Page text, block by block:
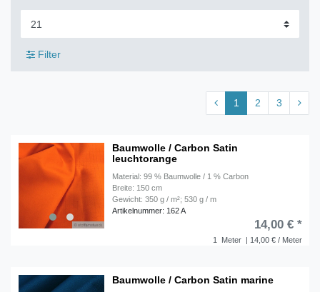
Filter
1 2 3
Baumwolle / Carbon Satin
leuchtorange
Material: 99 % Baumwolle / 1 % Carbon
Breite: 150 cm
Gewicht: 350 g / m²; 530 g / m
Artikelnummer: 162 A
1 Meter | 14,00 € / Meter
14,00 € *
Baumwolle / Carbon Satin marine